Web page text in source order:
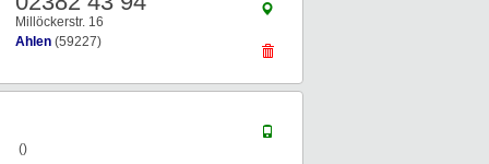
Millöckerstr. 16
Ahlen (59227)
()